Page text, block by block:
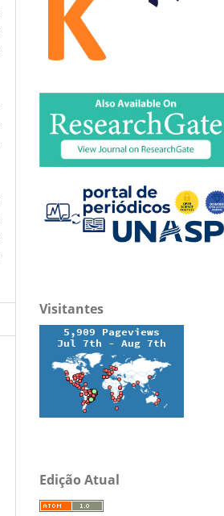
Visitantes
Edição Atual